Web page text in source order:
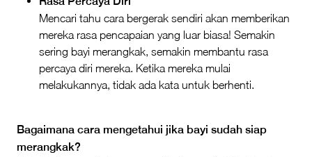
Mencari tahu cara bergerak sendiri akan memberikan
mereka rasa pencapaian yang luar biasa! Semakin
sering bayi merangkak, semakin membantu rasa
percaya diri mereka. Ketika mereka mulai
melakukannya, tidak ada kata untuk berhenti.
Bagaimana cara mengetahui jika bayi sudah siap
merangkak?